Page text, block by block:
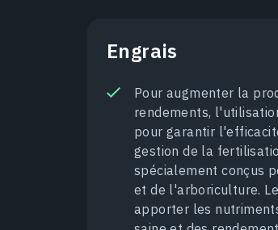
Engrais
Pour augmenter la
rendements,
pour garantir
gestion de la
spécialement conçus
et de l'arboriculture.
apporter les